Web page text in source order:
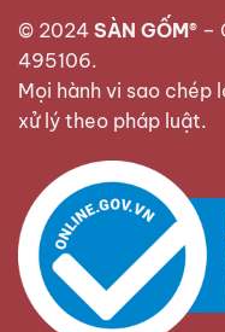
© 2024 SÀN GỐM® –
495106.
Mọi hành vi sao chép
xử lý theo pháp luật.